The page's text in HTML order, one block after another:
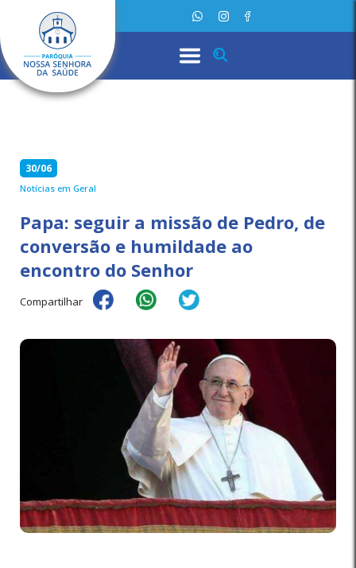
30/06
Notícias em Geral
Papa: seguir a missão de Pedro, de
conversão e humildade ao
encontro do Senhor
Compartilhar